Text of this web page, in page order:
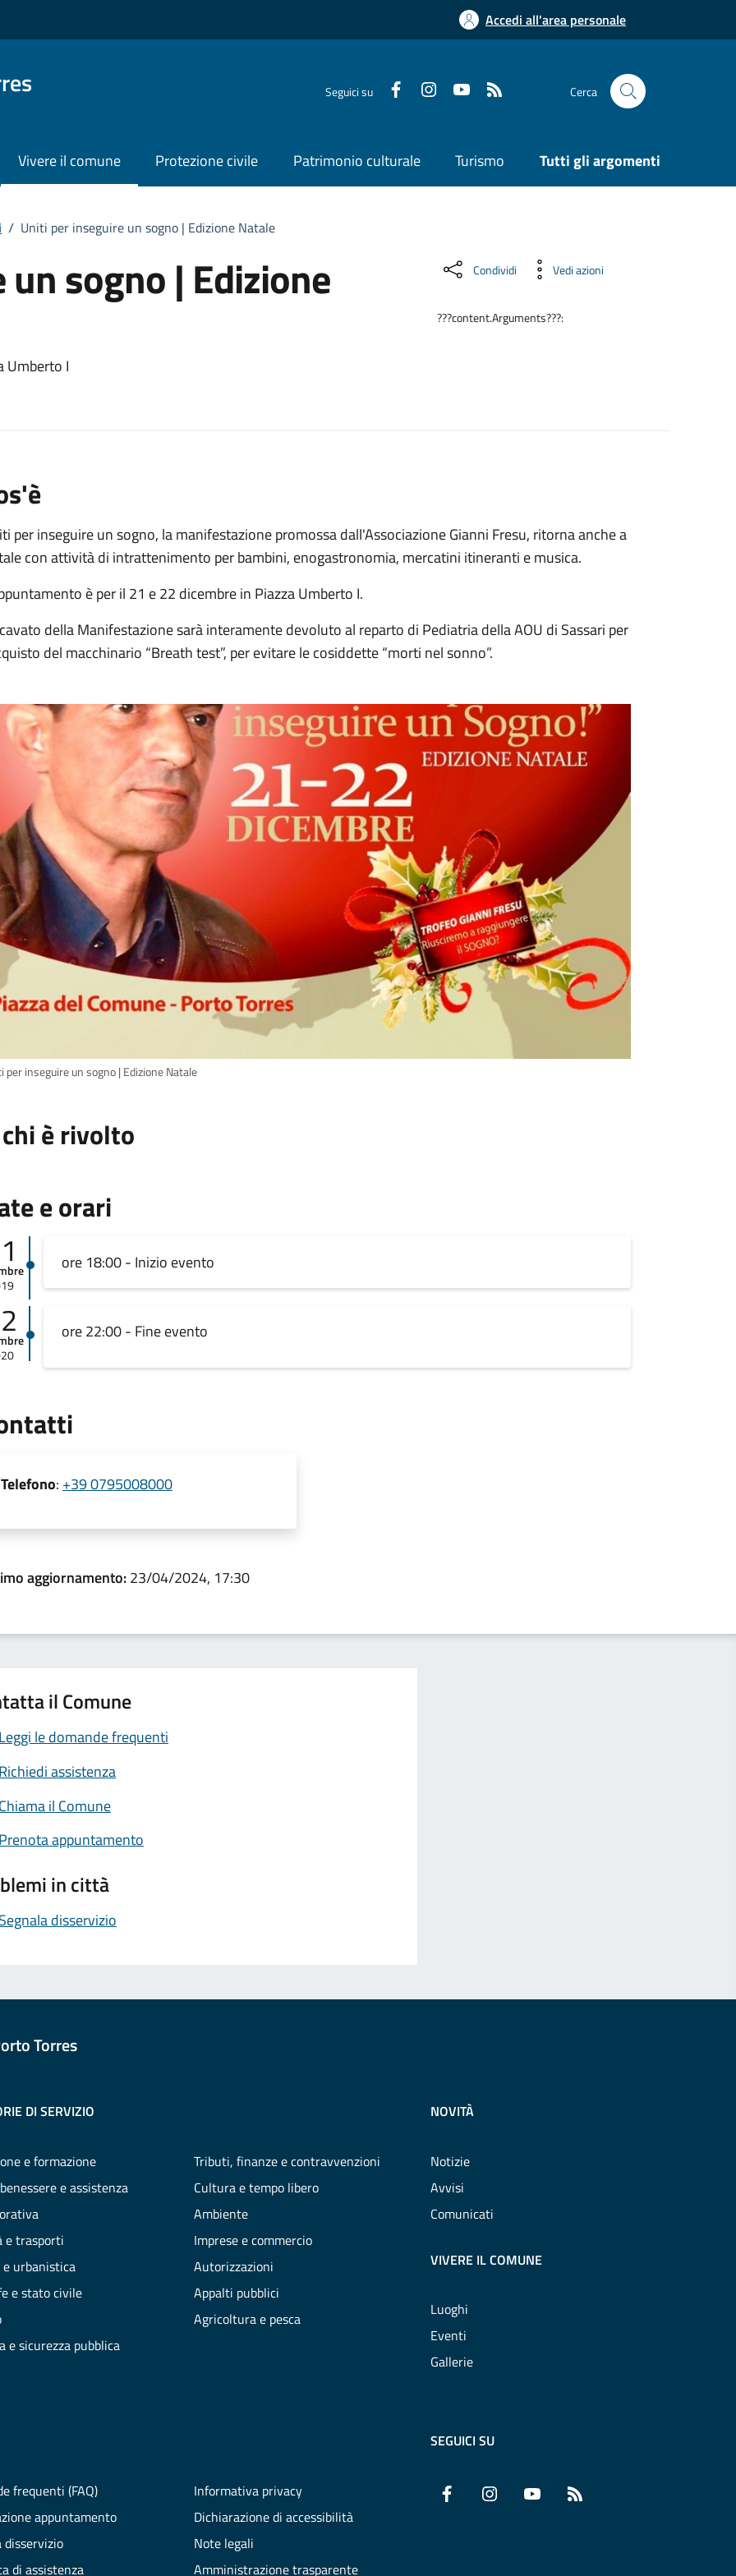
Accedi all'area personale
Seguici su Cerca
Vivere il comune Protezione civile Patrimonio culturale Turismo Tutti gli argomenti
/ Uniti per inseguire un sogno | Edizione Natale
sogno | Edizione
Umberto I
Condividi Vedi azioni
???content.Arguments???:
per inseguire un sogno, la manifestazione promossa dall'Associazione Gianni Fresu, ritorna anche a
con attività di intrattenimento per bambini, enogastronomia, mercatini itineranti e musica.
è per il 21 e 22 dicembre in Piazza Umberto I.
della Manifestazione sarà interamente devoluto al reparto di Pediatria della AOU di Sassari per
del macchinario “Breath test”, per evitare le cosiddette “morti nel sonno”.
per inseguire un sogno | Edizione Natale
è rivolto
e orari
ore 18:00 - Inizio evento
ore 22:00 - Fine evento
Telefono: +39 0795008000
aggiornamento:23/04/2024, 17:30
il Comune
le domande frequenti
assistenza
il Comune
appuntamento
in città
disservizio
Torres
DI SERVIZIO
e formazione
e assistenza
e trasporti
urbanistica
e stato civile
e sicurezza pubblica
Tributi, finanze e contravvenzioni
Cultura e tempo libero
Ambiente
Imprese e commercio
Autorizzazioni
Appalti pubblici
Agricoltura e pesca
NOVITÀ
Notizie
Avvisi
Comunicati
VIVERE IL COMUNE
Luoghi
Eventi
Gallerie
frequenti (FAQ)
appuntamento
disservizio
di assistenza
Informativa privacy
Dichiarazione di accessibilità
Note legali
Amministrazione trasparente
SEGUICI SU
Facebook InstagramYouTube